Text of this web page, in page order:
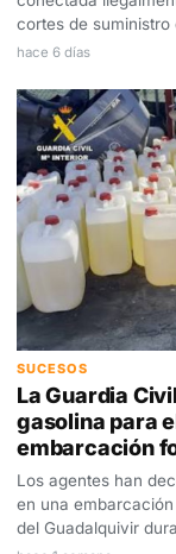
cortes de suministro
hace 6 días
SUCESOS
La Guardia
gasolina para
embarcación
Los agentes han
en una
del Guadalquivir